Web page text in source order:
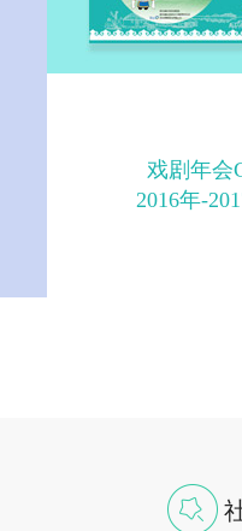
戏剧年会
2016年-